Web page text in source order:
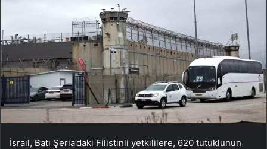
İsrail, Batı Şeria’daki Filistinli yetkililere, 620 tutuklunun